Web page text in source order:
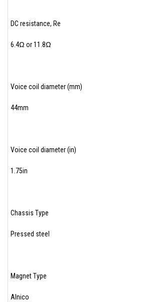
DC resistance, Re
6.4Ω or 11.8Ω
Voice coil diameter (mm)
44mm
Voice coil diameter (in)
1.75in
Chassis Type
Pressed steel
Magnet Type
Alnico